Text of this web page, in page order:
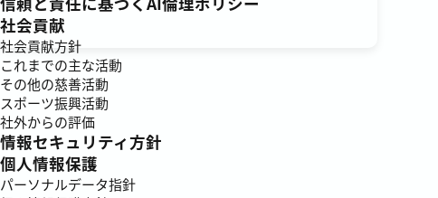
社会貢献
社会貢献方針
これまでの主な活動
その他の慈善活動
スポーツ振興活動
社外からの評価
情報セキュリティ方針
個人情報保護
パーソナルデータ指針